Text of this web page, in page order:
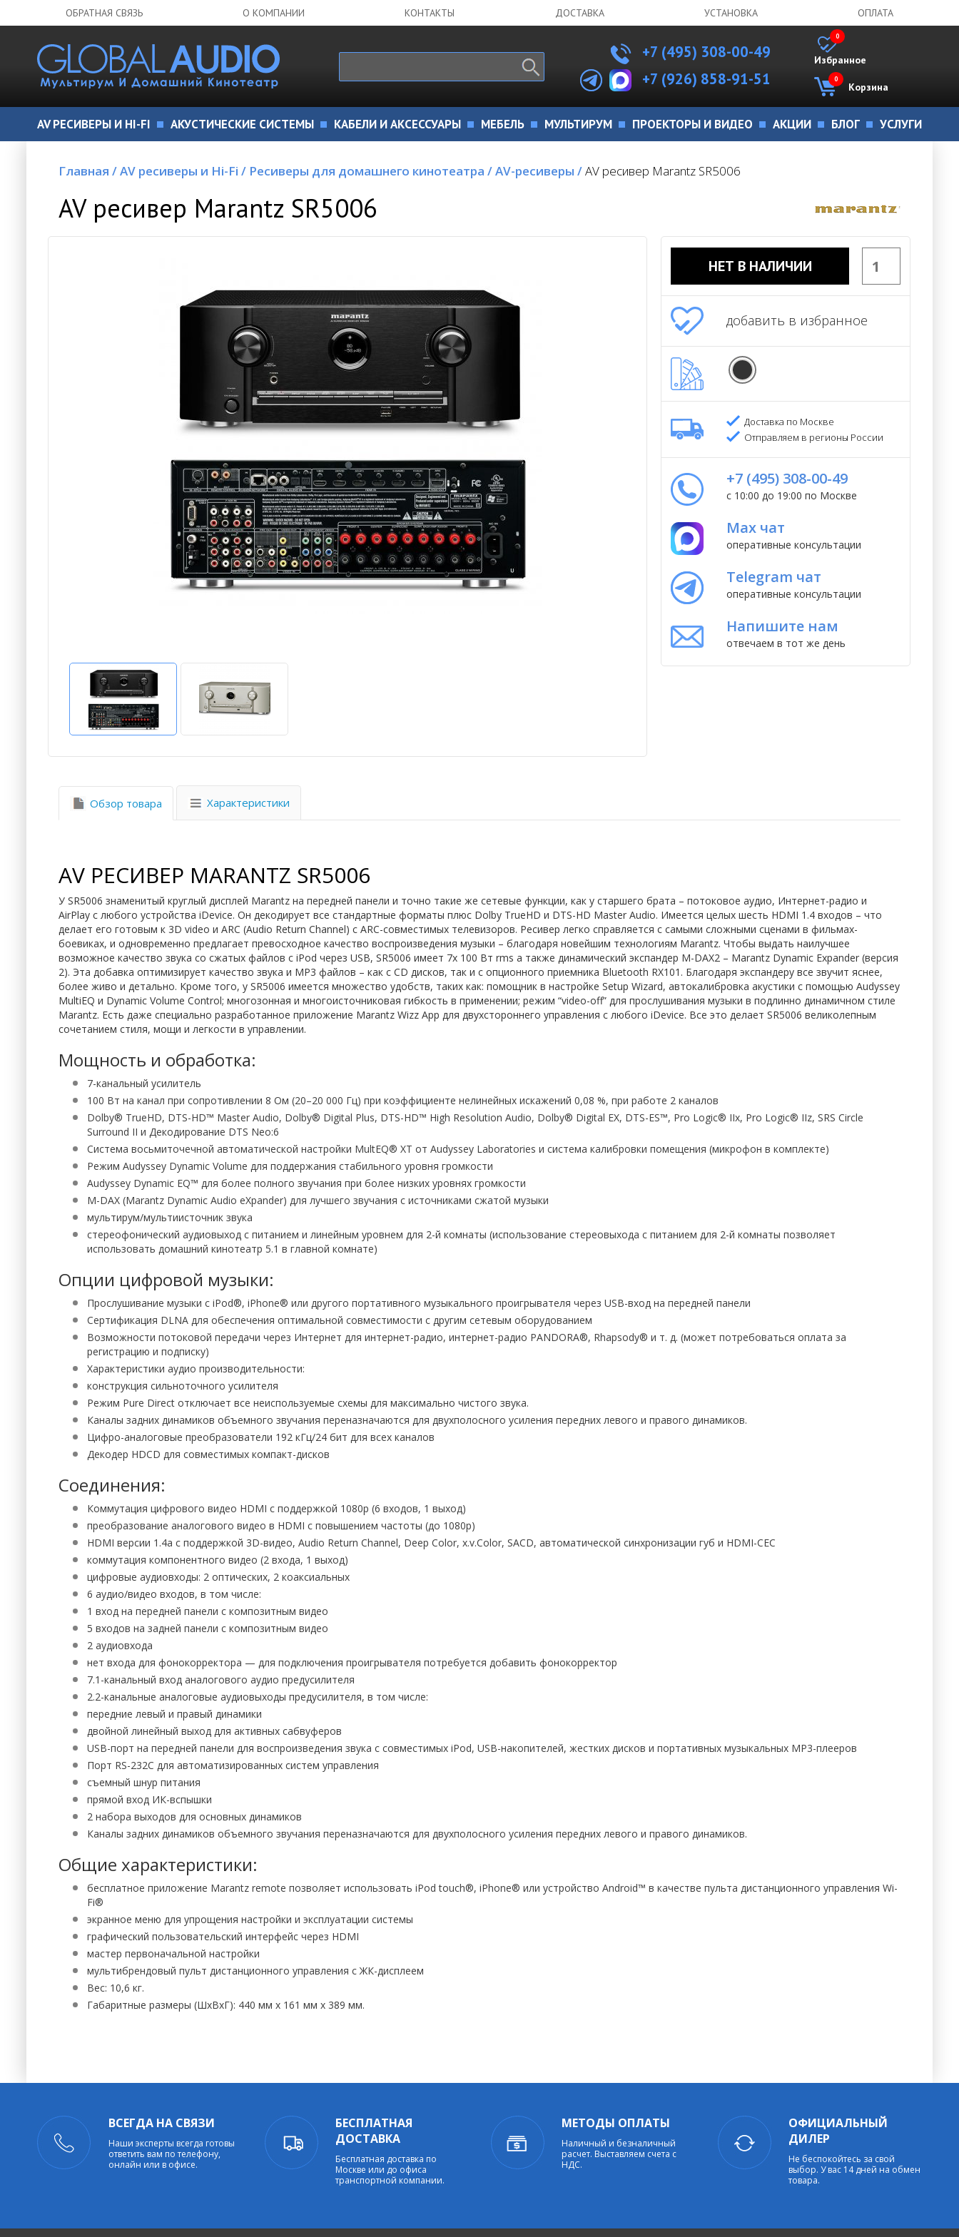
ОБРАТНАЯ СВЯЗЬ О КОМПАНИИ КОНТАКТЫ ДОСТАВКА УСТАНОВКА ОПЛАТА
+7 (495) 308-00-49
+7 (926) 858-91-51
Избранное
0
Корзина
0
AV РЕСИВЕРЫ И HI-FI АКУСТИЧЕСКИЕ СИСТЕМЫ КАБЕЛИ И АКСЕССУАРЫ МЕБЕЛЬ МУЛЬТИРУМ ПРОЕКТОРЫ И ВИДЕО АКЦИИ БЛОГ УСЛУГИ
Главная /AV ресиверы и Hi-Fi / Ресиверы для домашнего кинотеатра /AV-ресиверы /AV ресивер Marantz SR5006
AV ресивер Marantz SR5006
НЕТ В НАЛИЧИИ
добавить в избранное
Доставка по Москве
Отправляем в регионы России
+7 (495) 308-00-49
с 10:00 до 19:00 по Москве
Max чат
оперативные консультации
Telegram чат
оперативные консультации
Напишите нам
отвечаем в тот же день
Обзор товара Характеристики
AV РЕСИВЕР MARANTZ SR5006
У SR5006 знаменитый круглый дисплей Marantz на передней панели и точно такие же сетевые функции, как у старшего брата – потоковое аудио, Интернет-радио и
AirPlay с любого устройства iDevice. Он декодирует все стандартные форматы плюс Dolby TrueHD и DTS-HD Master Audio. Имеется целых шесть HDMI 1.4 входов – что
делает его готовым к 3D video и ARC (Audio Return Channel) с ARC-совместимых телевизоров. Ресивер легко справляется с самыми сложными сценами в фильмах-
боевиках, и одновременно предлагает превосходное качество воспроизведения музыки – благодаря новейшим технологиям Marantz. Чтобы выдать наилучшее
возможное качество звука со сжатых файлов с iPod через USB, SR5006 имеет 7x 100 Вт rms а также динамический экспандер M-DAX2 – Marantz Dynamic Expander (версия
2). Эта добавка оптимизирует качество звука и MP3 файлов – как с CD дисков, так и с опционного приемника Bluetooth RX101. Благодаря экспандеру все звучит яснее,
более живо и детально. Кроме того, у SR5006 имеется множество удобств, таких как: помощник в настройке Setup Wizard, автокалибровка акустики с помощью Audyssey
MultiEQ и Dynamic Volume Control; многозонная и многоисточниковая гибкость в применении; режим “video-off” для прослушивания музыки в подлинно динамичном стиле
Marantz. Есть даже специально разработанное приложение Marantz Wizz App для двухстороннего управления с любого iDevice. Все это делает SR5006 великолепным
сочетанием стиля, мощи и легкости в управлении.
Мощность и обработка:
7-канальный усилитель
100 Вт на канал при сопротивлении 8 Ом (20–20 000 Гц) при коэффициенте нелинейных искажений 0,08 %, при работе 2 каналов
Dolby® TrueHD, DTS-HD™ Master Audio, Dolby® Digital Plus, DTS-HD™ High Resolution Audio, Dolby® Digital EX, DTS-ES™, Pro Logic® IIx, Pro Logic® IIz, SRS Circle
Surround II и Декодирование DTS Neo:6
Система восьмиточечной автоматической настройки MultEQ® XT от Audyssey Laboratories и система калибровки помещения (микрофон в комплекте)
Режим Audyssey Dynamic Volume для поддержания стабильного уровня громкости
Audyssey Dynamic EQ™ для более полного звучания при более низких уровнях громкости
M-DAX (Marantz Dynamic Audio eXpander) для лучшего звучания с источниками сжатой музыки
мультирум/мультиисточник звука
стереофонический аудиовыход с питанием и линейным уровнем для 2-й комнаты (использование стереовыхода с питанием для 2-й комнаты позволяет
использовать домашний кинотеатр 5.1 в главной комнате)
Опции цифровой музыки:
Прослушивание музыки с iPod®, iPhone® или другого портативного музыкального проигрывателя через USB-вход на передней панели
Сертификация DLNA для обеспечения оптимальной совместимости с другим сетевым оборудованием
Возможности потоковой передачи через Интернет для интернет-радио, интернет-радио PANDORA®, Rhapsody® и т. д. (может потребоваться оплата за
регистрацию и подписку)
Характеристики аудио производительности:
конструкция сильноточного усилителя
Режим Pure Direct отключает все неиспользуемые схемы для максимально чистого звука.
Каналы задних динамиков объемного звучания переназначаются для двухполосного усиления передних левого и правого динамиков.
Цифро-аналоговые преобразователи 192 кГц/24 бит для всех каналов
Декодер HDCD для совместимых компакт-дисков
Соединения:
Коммутация цифрового видео HDMI с поддержкой 1080p (6 входов, 1 выход)
преобразование аналогового видео в HDMI с повышением частоты (до 1080p)
HDMI версии 1.4a с поддержкой 3D-видео, Audio Return Channel, Deep Color, x.v.Color, SACD, автоматической синхронизации губ и HDMI-CEC
коммутация компонентного видео (2 входа, 1 выход)
цифровые аудиовходы: 2 оптических, 2 коаксиальных
6 аудио/видео входов, в том числе:
1 вход на передней панели с композитным видео
5 входов на задней панели с композитным видео
2 аудиовхода
нет входа для фонокорректора — для подключения проигрывателя потребуется добавить фонокорректор
7.1-канальный вход аналогового аудио предусилителя
2.2-канальные аналоговые аудиовыходы предусилителя, в том числе:
передние левый и правый динамики
двойной линейный выход для активных сабвуферов
USB-порт на передней панели для воспроизведения звука с совместимых iPod, USB-накопителей, жестких дисков и портативных музыкальных MP3-плееров
Порт RS-232C для автоматизированных систем управления
съемный шнур питания
прямой вход ИК-вспышки
2 набора выходов для основных динамиков
Каналы задних динамиков объемного звучания переназначаются для двухполосного усиления передних левого и правого динамиков.
Общие характеристики:
бесплатное приложение Marantz remote позволяет использовать iPod touch®, iPhone® или устройство Android™ в качестве пульта дистанционного управления Wi-
Fi®
экранное меню для упрощения настройки и эксплуатации системы
графический пользовательский интерфейс через HDMI
мастер первоначальной настройки
мультибрендовый пульт дистанционного управления с ЖК-дисплеем
Вес: 10,6 кг.
Габаритные размеры (ШхВхГ): 440 мм х 161 мм х 389 мм.
ВСЕГДА НА СВЯЗИ
Наши эксперты всегда готовы
ответить вам по телефону,
онлайн или в офисе.
БЕСПЛАТНАЯ
ДОСТАВКА
Бесплатная доставка по
Москве или до офиса
транспортной компании.
МЕТОДЫ ОПЛАТЫ
Наличный и безналичный
расчет. Выставляем счета с
НДС.
ОФИЦИАЛЬНЫЙ
ДИЛЕР
Не беспокойтесь за свой
выбор. У вас 14 дней на обмен
товара.